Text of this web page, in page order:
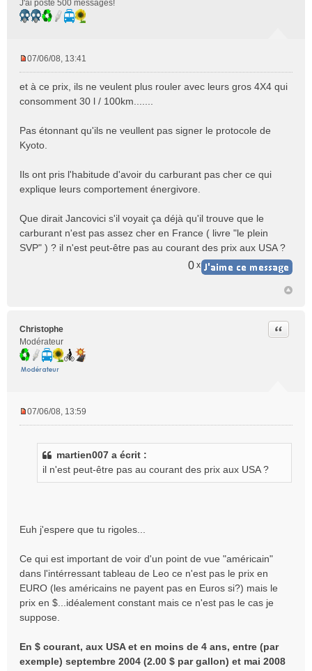
J'ai posté 500 messages!
s
s
g
e
n
l
07/06/08, 13:41
et à ce prix, ils ne veulent plus rouler avec leurs gros 4X4 qui
consomment 30 l / 100km.......
Pas étonnant qu'ils ne veullent pas signer le protocole de
Kyoto.
Ils ont pris l'habitude d'avoir du carburant pas cher ce qui
explique leurs comportement énergivore.
Que dirait Jancovici s'il voyait ça déjà qu'il trouve que le
carburant n'est pas assez cher en France ( livre "le plein
SVP" ) ? il n'est peut-être pas au courant des prix aux USA ?
0 x
Christophe
Modérateur
Citer
n
u
07/06/08, 13:59
martien007 a écrit :
il n'est peut-être pas au courant des prix aux USA ?
Euh j'espere que tu rigoles...
Ce qui est important de voir d'un point de vue "américain"
dans l'intérressant tableau de Leo ce n'est pas le prix en
EURO (les américains ne payent pas en Euros si?) mais le
prix en $...idéalement constant mais ce n'est pas le cas je
suppose.
En $ courant, aux USA et en moins de 4 ans, entre (par
exemple) septembre 2004 (2.00 $ par gallon) et mai 2008